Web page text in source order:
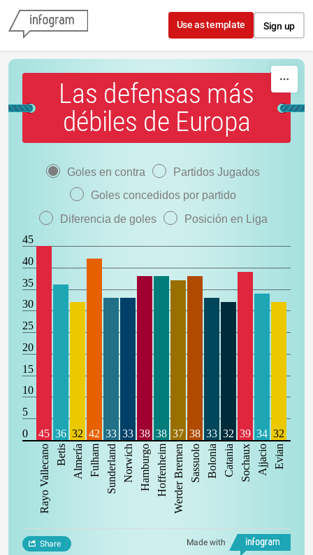
Skip to content
Use as template Sign up
Las defensas más
débiles de Europa
Goles en contra
Partidos Jugados
Goles concedidos por partido
Diferencia de goles
Posición en Liga
45
40
35
30
25
20
15
10
5
0
Rayo Vallecano Betis Almería Fulham Sunderland Norwich HamburgoHoffenheimWerder Bremen Sassuolo Bolonia Catania Sochaux Ajjacio Evian
45 36 32 42 33 33 38 38 37 38 33 32 39 34 32
Made with
Share